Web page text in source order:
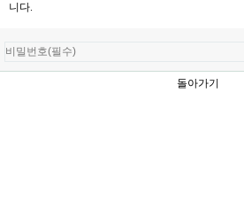
니다.
돌아가기